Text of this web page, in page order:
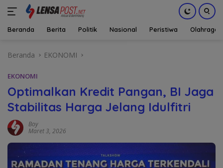
Beranda Berita Politik Nasional Peristiwa Olahraga
Beranda EKONOMI
EKONOMI
Optimalkan Kredit Pangan, BI Jaga
Stabilitas Harga Jelang Idulfitri
Boy
Maret 3, 2026